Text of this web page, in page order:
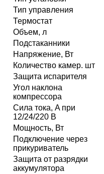
Тип управления
Термостат
Объем, л
Подстаканники
Напряжение, Вт
Количество камер. шт
Защита испарителя
Угол наклона
компрессора
Сила тока, A при
12/24/220 В
Мощность, Вт
Подключение через
прикуриватель
Защита от разрядки
аккумулятора